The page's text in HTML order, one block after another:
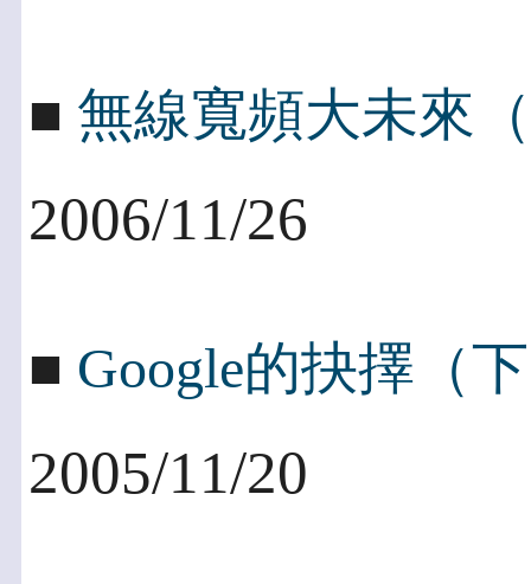
■ 無線寬頻大未來
2006/11/26
■ Google的抉擇（
2005/11/20